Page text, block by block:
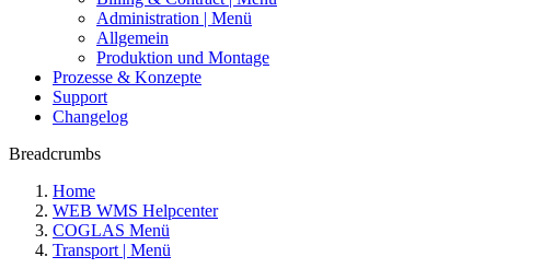
Administration | Menü
Allgemein
Produktion und Montage
Prozesse & Konzepte
Support
Changelog
Breadcrumbs
Home
WEB WMS Helpcenter
COGLAS Menü
Transport | Menü